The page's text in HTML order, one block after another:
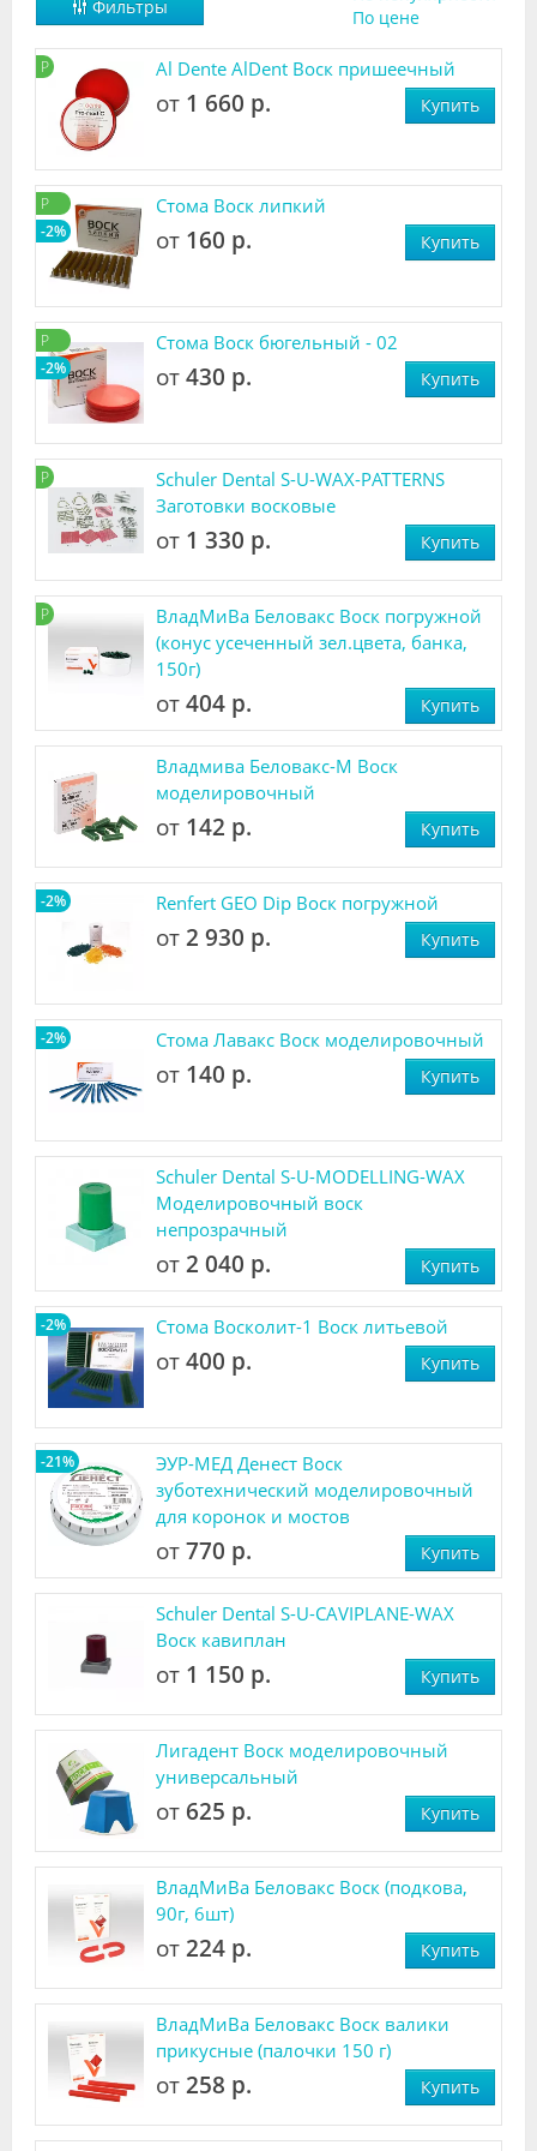
Видео
Форум
Клиники
Специалисты
Галерея
Блоги
Лаборатории
Фильтры
По цене
Р Al Dente AlDent Воск пришеечный
от 1 660 р. Купить
Р
-2%
Стома Воск липкий
от 160 р. Купить
Р
-2%
Стома Воск бюгельный - 02
от 430 р. Купить
Р
Schuler Dental S-U-WAX-PATTERNS
Заготовки восковые
от 1 330 р. Купить
Р
ВладМиВа Беловакс Воск погружной
(конус усеченный зел.цвета, банка,
150г)
от 404 р. Купить
Владмива Беловакс-М Воск
моделировочный
от 142 р. Купить
-2% Renfert GEO Dip Воск погружной
от 2 930 р. Купить
-2% Стома Лавакс Воск моделировочный
от 140 р. Купить
Schuler Dental S-U-MODELLING-WAX
Моделировочный воск
непрозрачный
от 2 040 р. Купить
-2% Стома Восколит-1 Воск литьевой
от 400 р. Купить
-21%
ЭУР-МЕД Денест Воск
зуботехнический моделировочный
для коронок и мостов
от 770 р. Купить
Schuler Dental S-U-CAVIPLANE-WAX
Воск кавиплан
от 1 150 р. Купить
Лигадент Воск моделировочный
универсальный
от 625 р. Купить
ВладМиВа Беловакс Воск (подкова,
90г, 6шт)
от 224 р. Купить
ВладМиВа Беловакс Воск валики
прикусные (палочки 150 г)
от 258 р. Купить